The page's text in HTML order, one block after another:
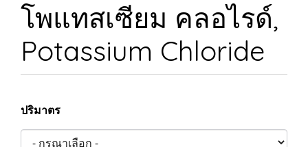
โพแทสเซียม คลอไรด์,
Potassium Chloride
ปริมาตร